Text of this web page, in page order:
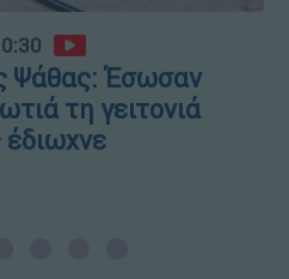
Ψάθας: Έσωσαν
τη γειτονιά